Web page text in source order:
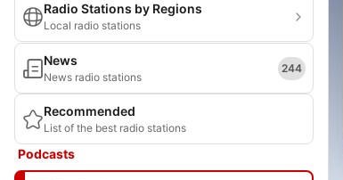
Radio Stations by Regions
Local radio stations
News
News radio stations
244
Recommended
List of the best radio stations
Podcasts